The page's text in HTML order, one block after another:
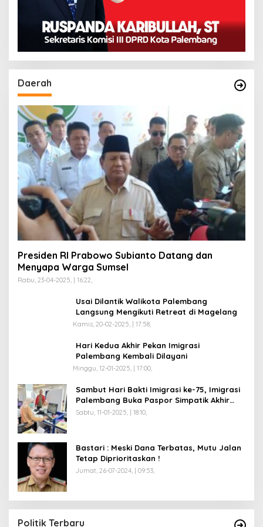
Daerah
Presiden RI Prabowo Subianto Datang dan
Menyapa Warga Sumsel
Rabu, 23-04-2025, | 16:22,
Usai Dilantik Walikota Palembang
Langsung Mengikuti Retreat di Magelang
Kamis, 20-02-2025, | 17:58,
Hari Kedua Akhir Pekan Imigrasi
Palembang Kembali Dilayani
Minggu, 12-01-2025, | 17:00,
Sambut Hari Bakti Imigrasi ke-75, Imigrasi
Palembang Buka Paspor Simpatik Akhir
Pekan
Sabtu, 11-01-2025, | 18:10,
Bastari : Meski Dana Terbatas, Mutu Jalan
Tetap Diprioritaskan !
Jumat, 26-07-2024, | 09:53,
Politik Terbaru